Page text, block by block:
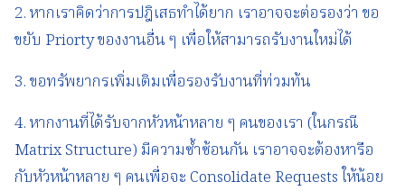
2. หากเราคิดว่าการปฎิเสธทำได้ยาก เราอาจจะต่อรองว่า ขอ
ขยับ Priorty ของงานอื่น ๆ เพื่อให้สามารถรับงานใหม่ได้
3. ขอทรัพยากรเพิ่มเติมเพื่อรองรับงานที่ท่วมท้น
4. หากงานที่ได้รับจากหัวหน้าหลาย ๆ คนของเรา (ในกรณี
Matrix Structure) มีความซ้ำซ้อนกัน เราอาจจะต้องหารือ
กับหัวหน้าหลาย ๆ คนเพื่อจะ Consolidate Requests ให้น้อย